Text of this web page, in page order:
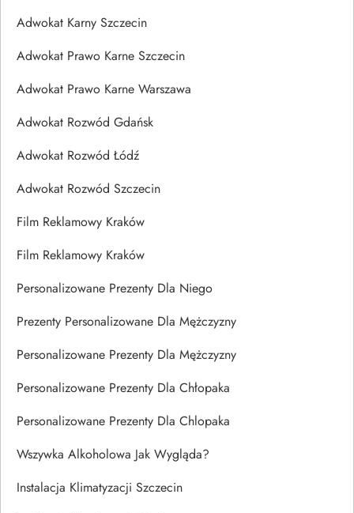
Adwokat Karny Szczecin
Adwokat Prawo Karne Szczecin
Adwokat Prawo Karne Warszawa
Adwokat Rozwód Gdańsk
Adwokat Rozwód Łódź
Adwokat Rozwód Szczecin
Film Reklamowy Kraków
Film Reklamowy Kraków
Personalizowane Prezenty Dla Niego
Prezenty Personalizowane Dla Mężczyzny
Personalizowane Prezenty Dla Mężczyzny
Personalizowane Prezenty Dla Chłopaka
Personalizowane Prezenty Dla Chlopaka
Wszywka Alkoholowa Jak Wygląda?
Instalacja Klimatyzacji Szczecin